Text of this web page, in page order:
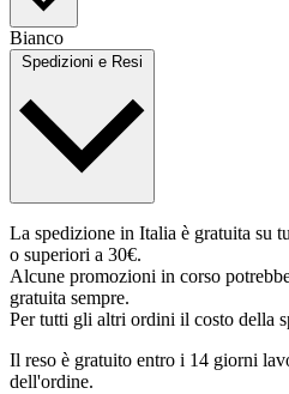
Bianco
Spedizioni e Resi
La spedizione in Italia è gratuita su
o superiori a 30€.
Alcune promozioni in corso
gratuita sempre.
Per tutti gli altri ordini il costo della
Il reso è gratuito entro i 14 giorni
dell'ordine.